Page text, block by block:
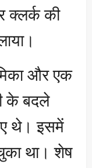
क्लर्क की
और एक
के बदले
थे। इसमें
था। शेष